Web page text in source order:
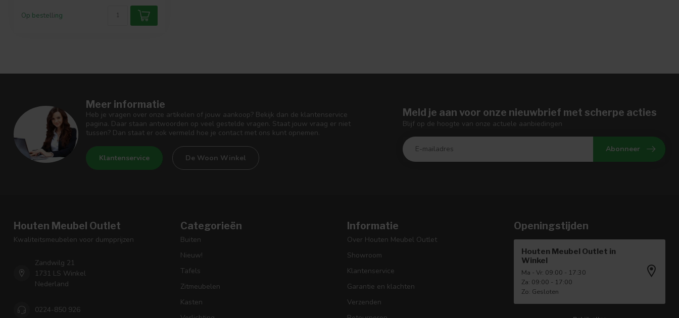
Op bestelling
Meer informatie
Heb je vragen over onze artikelen of jouw aankoop? Bekijk dan de klantenservice
pagina. Daar staan antwoorden op veel gestelde vragen. Staat jouw vraag er niet
tussen? Dan staat er ook vermeld hoe je contact met ons kunt opnemen.
Klantenservice De Woon Winkel
Meld je aan voor onze nieuwbrief met scherpe acties
Blijf op de hoogte van onze actuele aanbiedingen
Abonneer
Houten Meubel Outlet
Kwaliteitsmeubelen voor dumpprijzen
Zandwilg 21
1731 LS Winkel
Nederland
0224-850 926
Categorieën
Buiten
Nieuw!
Tafels
Zitmeubelen
Kasten
Informatie
Over Houten Meubel Outlet
Showroom
Klantenservice
Garantie en klachten
Verzenden
Openingstijden
Houten Meubel Outlet in
Winkel
Ma - Vr: 09:00 - 17:30
Za: 09:00 - 17:00
Zo: Gesloten